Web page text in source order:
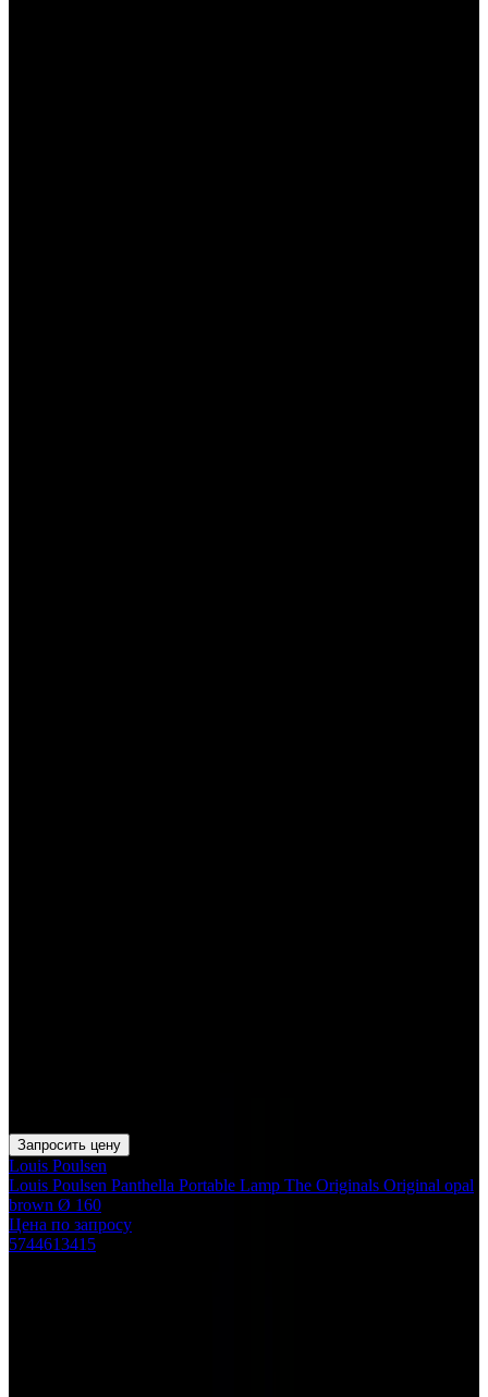
Запросить цену
Louis Poulsen
Louis Poulsen Panthella Portable Lamp The Originals Original opal
brown Ø 160
Цена по запросу
5744613415